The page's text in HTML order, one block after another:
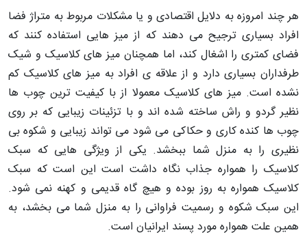
هر چند امروزه به دلایل اقتصادی و یا مشکلات مربوط به متراژ فضا
افراد بسیاری ترجیح می دهند که از میز هایی استفاده کنند که
فضای کمتری را اشغال کند، اما همچنان میز های کلاسیک و شیک
طرفداران بسیاری دارد و از علاقه ی افراد به میز های کلاسیک کم
نشده است. میز های کلاسیک معمولا از با کیفیت ترین چوب ها
نظیر گردو و راش ساخته شده اند و با تزئینات زیبایی که بر روی
چوب ها کنده کاری و حکاکی می شود می تواند زیبایی و شکوه بی
نظیری را به منزل شما ببخشد. یکی از ویژگی هایی که سبک
کلاسیک را همواره جذاب نگاه داشت است این است که سبک
کلاسیک همواره به روز بوده و هیچ گاه قدیمی و کهنه نمی شود.
این سبک شکوه و رسمیت فراوانی را به منزل شما می بخشد، به
همین علت همواره مورد پسند ایرانیان است.